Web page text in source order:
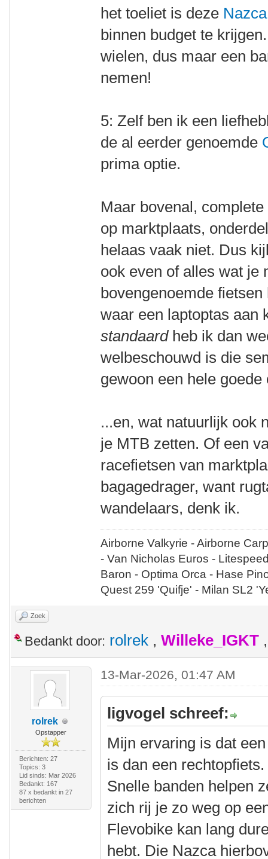
het toeliet is deze
binnen budget te
wielen, dus maar een
nemen!
5: Zelf ben ik een
de al eerder genoemde
prima optie.
Maar bovenal,
op marktplaats,
helaas vaak niet. Dus
ook even of alles wat je
bovengenoemde
waar een laptoptas
standaardheb ik dan
welbeschouwd is die
gewoon een hele goede
...en, wat natuurlijk ook
je MTB zetten. Of een
racefietsen van
bagagedrager, want
wandelaars, denk ik.
Airborne Valkyrie - Airborne
- Van Nicholas Euros -
Baron - Optima Orca - Hase
Quest 259 'Quifje' - Milan SL2
Zoek
Bedankt door: rolrek , Willeke_IGKT
rolrek
Opstapper
Berichten: 27
Topics: 3
Lid sinds: Mar 2026
Bedankt: 167
87 x bedankt in 27
berichten
13-Mar-2026, 01:47 AM
ligvogel schreef:
Mijn ervaring is dat
is dan een
Snelle banden helpen
zich rij je zo weg op
Flevobike kan lang
hebt. Die Nazca